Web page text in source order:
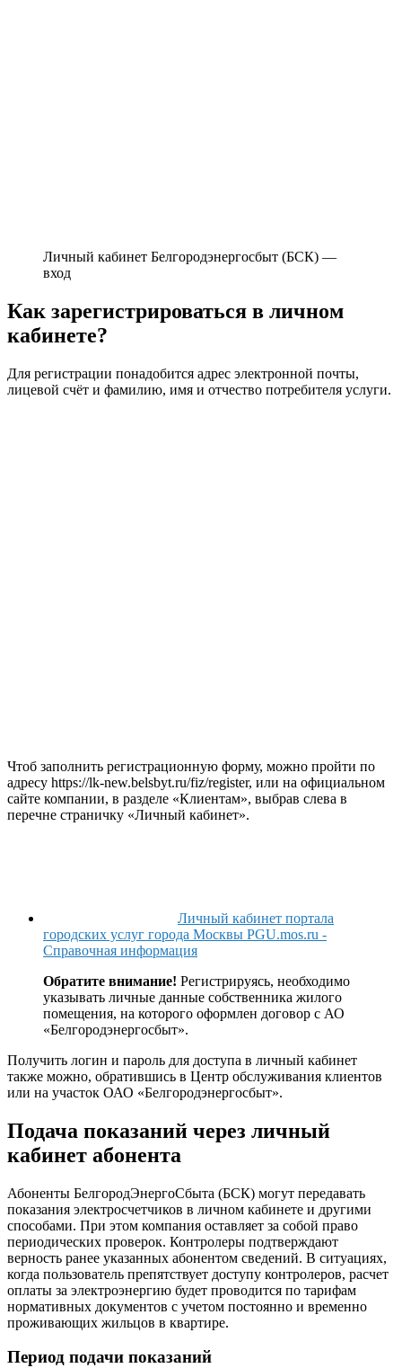
Личный кабинет Белгородэнергосбыт (БСК) —
вход
Как зарегистрироваться в личном
кабинете?
Для регистрации понадобится адрес электронной почты,
лицевой счёт и фамилию, имя и отчество потребителя услуги.
Чтоб заполнить регистрационную форму, можно пройти по
адресу https://lk-new.belsbyt.ru/fiz/register, или на официальном
сайте компании, в разделе «Клиентам», выбрав слева в
перечне страничку «Личный кабинет».
Личный кабинет портала
городских услуг города Москвы PGU.mos.ru -
Справочная информация
Обратите внимание! Регистрируясь, необходимо
указывать личные данные собственника жилого
помещения, на которого оформлен договор с АО
«Белгородэнергосбыт».
Получить логин и пароль для доступа в личный кабинет
также можно, обратившись в Центр обслуживания клиентов
или на участок ОАО «Белгородэнергосбыт».
Подача показаний через личный
кабинет абонента
Абоненты БелгородЭнергоСбыта (БСК) могут передавать
показания электросчетчиков в личном кабинете и другими
способами. При этом компания оставляет за собой право
периодических проверок. Контролеры подтверждают
верность ранее указанных абонентом сведений. В ситуациях,
когда пользователь препятствует доступу контролеров, расчет
оплаты за электроэнергию будет проводится по тарифам
нормативных документов с учетом постоянно и временно
проживающих жильцов в квартире.
Период подачи показаний